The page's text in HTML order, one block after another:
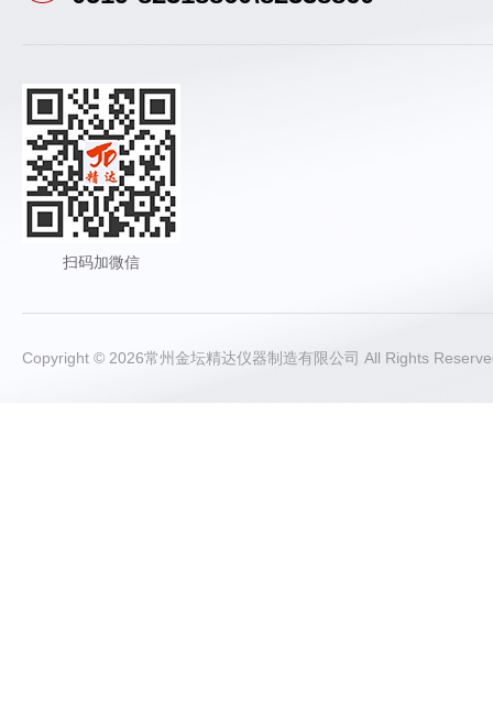
扫码加微信
Copyright © 2026常州金坛精达仪器制造有限公司 All Rights